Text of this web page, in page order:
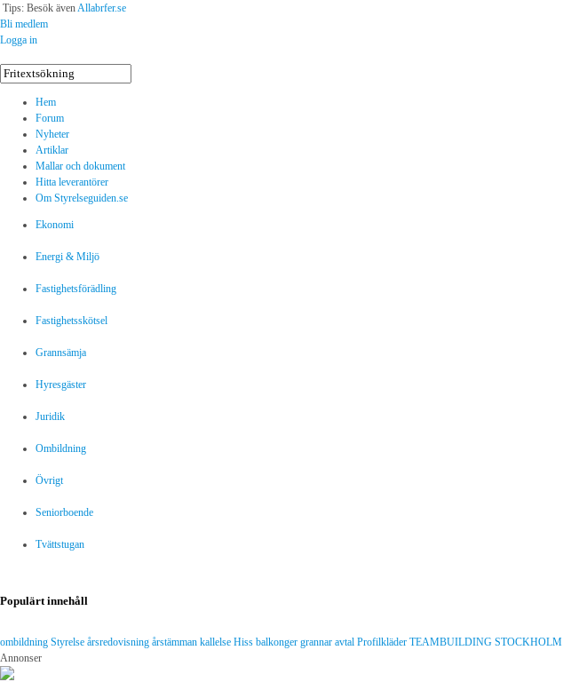
Tips: Besök ävenAllabrfer.se
Bli medlem
Logga in
Hem
Forum
Nyheter
Artiklar
Mallar och dokument
Hitta leverantörer
Om Styrelseguiden.se
Ekonomi
Energi & Miljö
Fastighetsförädling
Fastighetsskötsel
Grannsämja
Hyresgäster
Juridik
Ombildning
Övrigt
Seniorboende
Tvättstugan
Populärt innehåll
ombildning Styrelse årsredovisning årstämman kallelse Hiss balkonger grannar avtal Profilkläder TEAMBUILDING STOCKHOLM
Annonser